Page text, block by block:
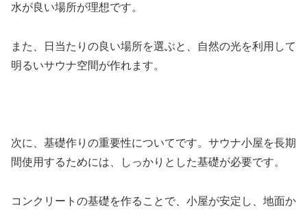
水が良い場所が理想です。
また、日当たりの良い場所を選ぶと、自然の光を利用して
明るいサウナ空間が作れます。
次に、基礎作りの重要性についてです。サウナ小屋を長期
間使用するためには、しっかりとした基礎が必要です。
コンクリートの基礎を作ることで、小屋が安定し、地面か